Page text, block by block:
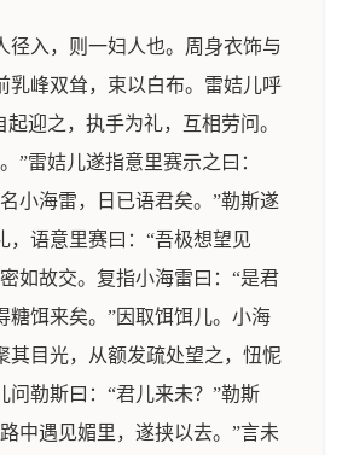
径入，则一妇人也。周身衣饰与
乳峰双耸，束以白布。雷姞儿呼
起迎之，执手为礼，互相劳问。
”雷姞儿遂指意里赛示之曰：
小海雷，日已语君矣。”勒斯遂
，语意里赛曰：“吾极想望见
如故交。复指小海雷曰：“是君
糖饵来矣。”因取饵饵儿。小海
其目光，从额发疏处望之，忸怩
问勒斯曰：“君儿来未？”勒斯
中遇见媚里，遂挟以去。”言未